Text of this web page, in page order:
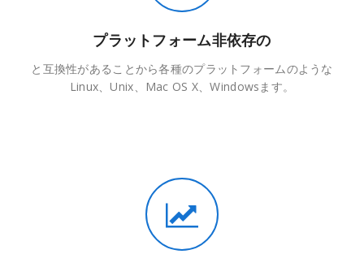
プラットフォーム非依存の
と互換性があることから各種のプラットフォームのような
Linux、Unix、Mac OS X、Windowsます。